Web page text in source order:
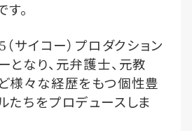
。
（サイコー）プロダクション
となり、元弁護士、元教
様々な経歴をもつ個性豊
たちをプロデュースしま